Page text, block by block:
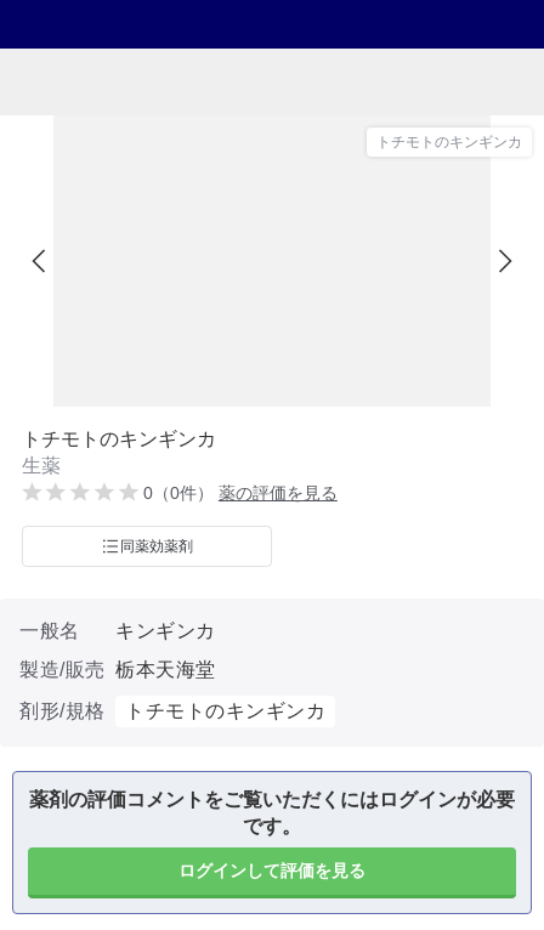
トチモトのキンギンカ
トチモトのキンギンカ
生薬
0（0件） 薬の評価を見る
同薬効薬剤
一般名
キンギンカ
製造/販売 栃本天海堂
剤形/規格
トチモトのキンギンカ
薬剤の評価コメントをご覧いただくにはログインが必要
です。
ログインして評価を見る